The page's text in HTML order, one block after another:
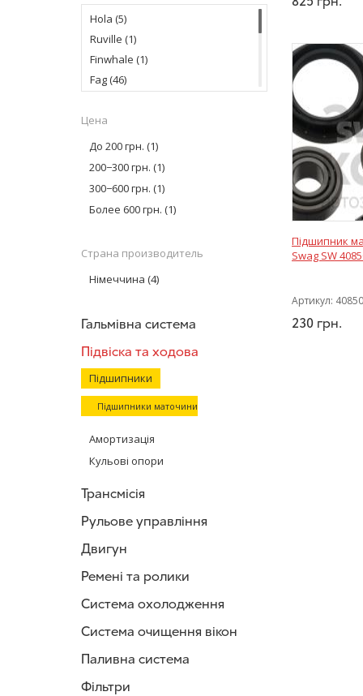
Hola (5)
Ruville (1)
Finwhale (1)
Fag(46)
Swag
GSP(9)
Moog(5)
CX(4)
Optimal(5)
FEBI BILSTEIN(3)
Цена
До 200 грн. (1)
200−300 грн. (1)
300−600 грн. (1)
Более 600 грн. (1)
Страна производитель
Німеччина (4)
Гальмівна система
Підвіска та ходова
Підшипники
Підшипники маточини
Амортизація
Кульові опори
Трансмісія
Рульове управління
Двигун
Ремені та ролики
Система охолодження
Система очищення вікон
Паливна система
Фільтри
Підшипник
Swag SW
Артикул:
230 грн.